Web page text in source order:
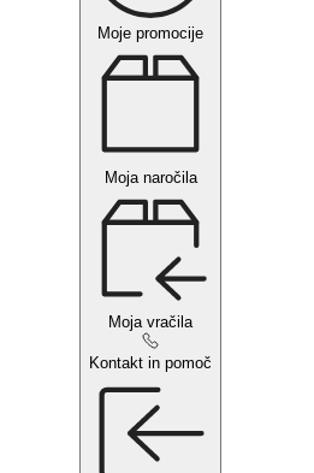
Moje promocije
Moja naročila
Moja vračila
Kontakt in pomoč